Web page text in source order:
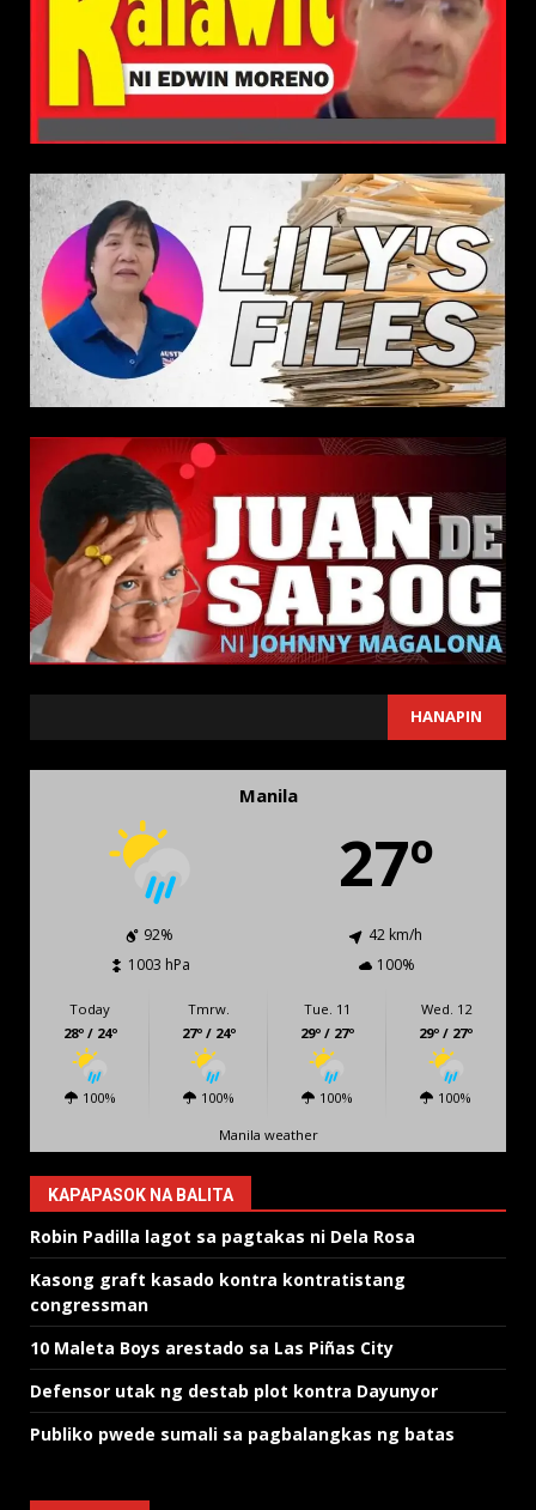
HANAPIN
Manila
27º
92%
42 km/h
1003 hPa
100%
Today
28º / 24º
100%
Tmrw.
27º / 24º
100%
Tue. 11
29º / 27º
100%
Wed. 12
29º / 27º
100%
Manila weather
KAPAPASOK NA BALITA
Robin Padilla lagot sa pagtakas ni Dela Rosa
Kasong graft kasado kontra kontratistang
congressman
10 Maleta Boys arestado sa Las Piñas City
Defensor utak ng destab plot kontra Dayunyor
Publiko pwede sumali sa pagbalangkas ng batas